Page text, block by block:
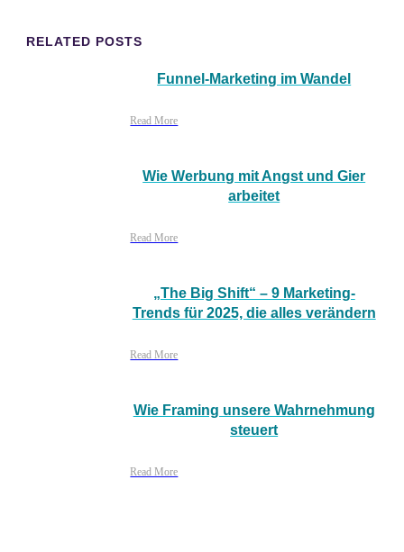
RELATED POSTS
Funnel-Marketing im Wandel
Read More
Wie Werbung mit Angst und Gier
arbeitet
Read More
„The Big Shift“ – 9 Marketing-
Trends für 2025, die alles verändern
Read More
Wie Framing unsere Wahrnehmung
steuert
Read More